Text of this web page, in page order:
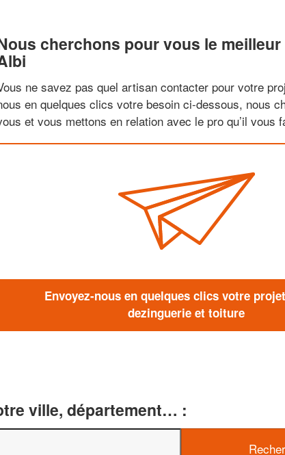
cherchons pour vous le
ne savez pas quel artisan contacter pour votre
en quelques clics votre besoin ci-dessous, nous
et vous mettons en relation avec le pro qu’il vous
Envoyez-nous en quelques clics votre
dezinguerie et toiture
ville, département… :